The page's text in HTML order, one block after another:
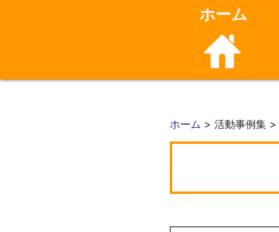
ホーム
ホーム > 活動事例集 >